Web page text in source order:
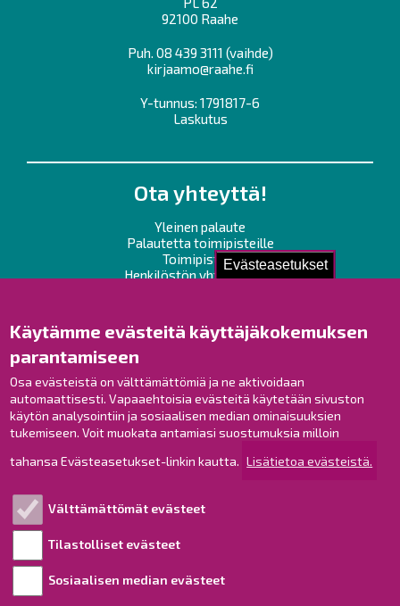
Evästeasetukset
Käytämme evästeitä käyttäjäkokemuksen
parantamiseen
Osa evästeistä on välttämättömiä ja ne aktivoidaan
automaattisesti. Vapaaehtoisia evästeitä käytetään sivuston
käytön analysointiin ja sosiaalisen median ominaisuuksien
tukemiseen. Voit muokata antamiasi suostumuksia milloin
tahansa Evästeasetukset-linkin kautta. Lisätietoa evästeistä.
Välttämättömät evästeet
Tilastolliset evästeet
Sosiaalisen median evästeet
92100 Raahe
Puh. 08 439 3111 (vaihde)
kirjaamo@raahe.fi
Y-tunnus: 1791817-6
Laskutus
Ota yhteyttä!
Yleinen palaute
Palautetta toimipisteille
Toimipisteet
Henkilöstön yhteystiedot
Raahe Facebookissa
Raahe Instagramissa
Raahe LinkedInissä
Raahe YouTubessa
Esityslistat ja pöytäkirjat
Viranhaltijapäätökset